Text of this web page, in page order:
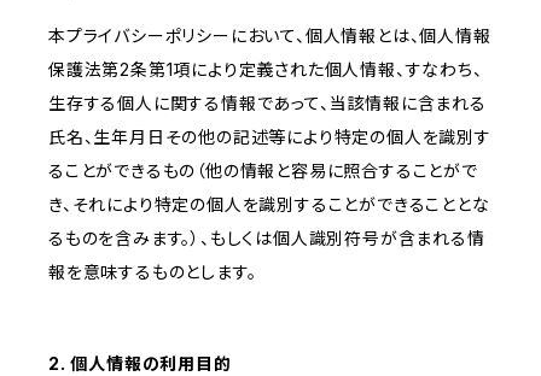
本プライバシーポリシーにおいて、個人情報とは、個人情報
保護法第2条第1項により定義された個人情報、すなわち、
生存する個人に関する情報であって、当該情報に含まれる
氏名、生年月日その他の記述等により特定の個人を識別す
ることができるもの（他の情報と容易に照合することがで
き、それにより特定の個人を識別することができることとな
るものを含みます。）、もしくは個人識別符号が含まれる情
報を意味するものとします。
2. 個人情報の利用目的